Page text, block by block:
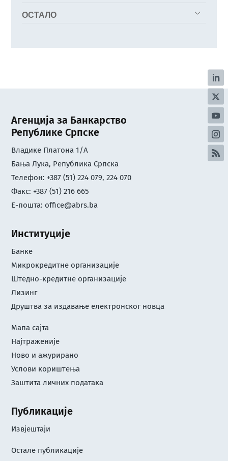
ОСТАЛО
Агенција за Банкарство
Републике Српске
Владике Платона 1/А
Бања Лука, Република Српска
Телефон: +387 (51) 224 079, 224 070
Факс: +387 (51) 216 665
Е-пошта: office@abrs.ba
Институције
Банке
Микрокредитне организације
Штедно-кредитне организације
Лизинг
Друштва за издавање електронског новца
Мапа сајта
Најтраженије
Ново и ажурирано
Услови кориштењa
Заштита личних података
Публикације
Извјештаји
Остале публикације